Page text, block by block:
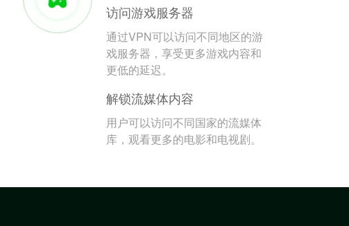
访问游戏服务器
通过VPN可以访问不同地区的游
戏服务器，享受更多游戏内容和
更低的延迟。
解锁流媒体内容
用户可以访问不同国家的流媒体
库，观看更多的电影和电视剧。